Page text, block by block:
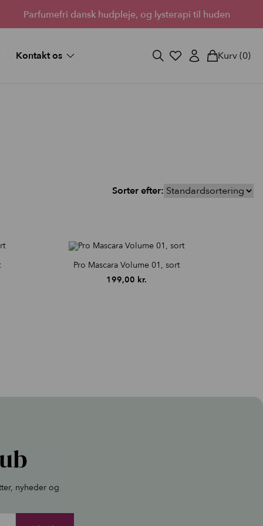
Parfumefri dansk hudpleje, og lysterapi til huden
3 skønne kits for fyldigere
vipper.
Kontakt os
Kurv(0)
Sorter efter:
Pro Mascara Volume 01, sort
199,00 kr.
nyheder og